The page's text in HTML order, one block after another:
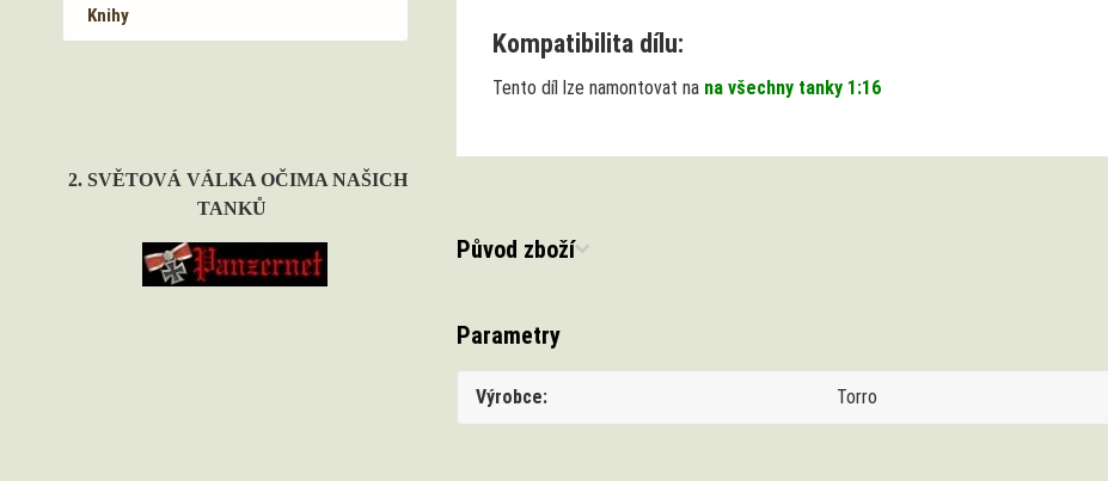
Knihy
2. SVĚTOVÁ VÁLKA OČIMA NAŠICH
TANKŮ
Kompatibilita dílu:
Tento díl lze namontovat na na všechny tanky 1:16
Původ zboží
Parametry
Výrobce Torro